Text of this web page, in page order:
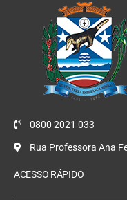
0800 2021 033
Rua Professora Ana
ACESSO RÁPIDO